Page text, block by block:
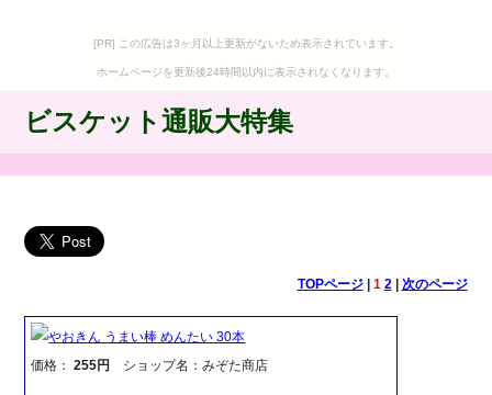
[PR] この広告は3ヶ月以上更新がないため表示されています。
ホームページを更新後24時間以内に表示されなくなります。
ビスケット通販大特集
TOPページ| 1 2| 次のページ
やおきん うまい棒 めんたい 30本
価格：255円 ショップ名：みぞた商店